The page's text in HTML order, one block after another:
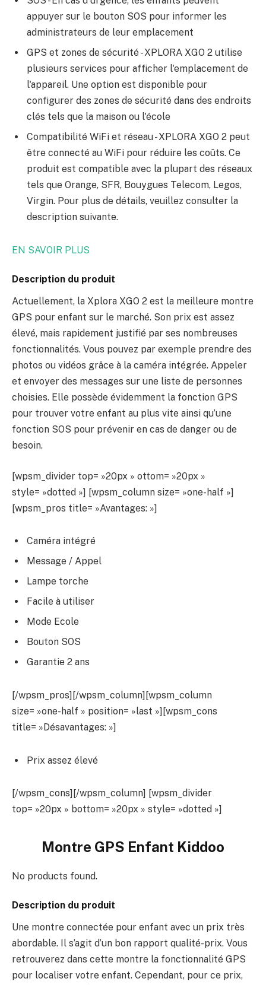
appuyer sur le bouton SOS pour informer les
administrateurs de leur emplacement
GPS et zones de sécurité - XPLORA XGO 2 utilise
plusieurs services pour afficher l'emplacement de
l'appareil. Une option est disponible pour
configurer des zones de sécurité dans des endroits
clés tels que la maison ou l'école
Compatibilité WiFi et réseau - XPLORA XGO 2 peut
être connecté au WiFi pour réduire les coûts. Ce
produit est compatible avec la plupart des réseaux
tels que Orange, SFR, Bouygues Telecom, Legos,
Virgin. Pour plus de détails, veuillez consulter la
description suivante.
EN SAVOIR PLUS
Description du produit
Actuellement, la Xplora XGO 2 est la meilleure montre
GPS pour enfant sur le marché. Son prix est assez
élevé, mais rapidement justifié par ses nombreuses
fonctionnalités. Vous pouvez par exemple prendre des
photos ou vidéos grâce à la caméra intégrée. Appeler
et envoyer des messages sur une liste de personnes
choisies. Elle possède évidemment la fonction GPS
pour trouver votre enfant au plus vite ainsi qu’une
fonction SOS pour prévenir en cas de danger ou de
besoin.
[wpsm_divider top= »20px » ottom= »20px »
style= »dotted »] [wpsm_column size= »one-half »]
[wpsm_pros title= »Avantages: »]
Caméra intégré
Message / Appel
Lampe torche
Facile à utiliser
Mode Ecole
Bouton SOS
Garantie 2 ans
[/wpsm_pros][/wpsm_column][wpsm_column
size= »one-half » position= »last »][wpsm_cons
title= »Désavantages: »]
Prix assez élevé
[/wpsm_cons][/wpsm_column] [wpsm_divider
top= »20px » bottom= »20px » style= »dotted »]
Montre GPS Enfant Kiddoo
No products found.
Description du produit
Une montre connectée pour enfant avec un prix très
abordable. Il s’agit d’un bon rapport qualité-prix. Vous
retrouverez dans cette montre la fonctionnalité GPS
pour localiser votre enfant. Cependant, pour ce prix,